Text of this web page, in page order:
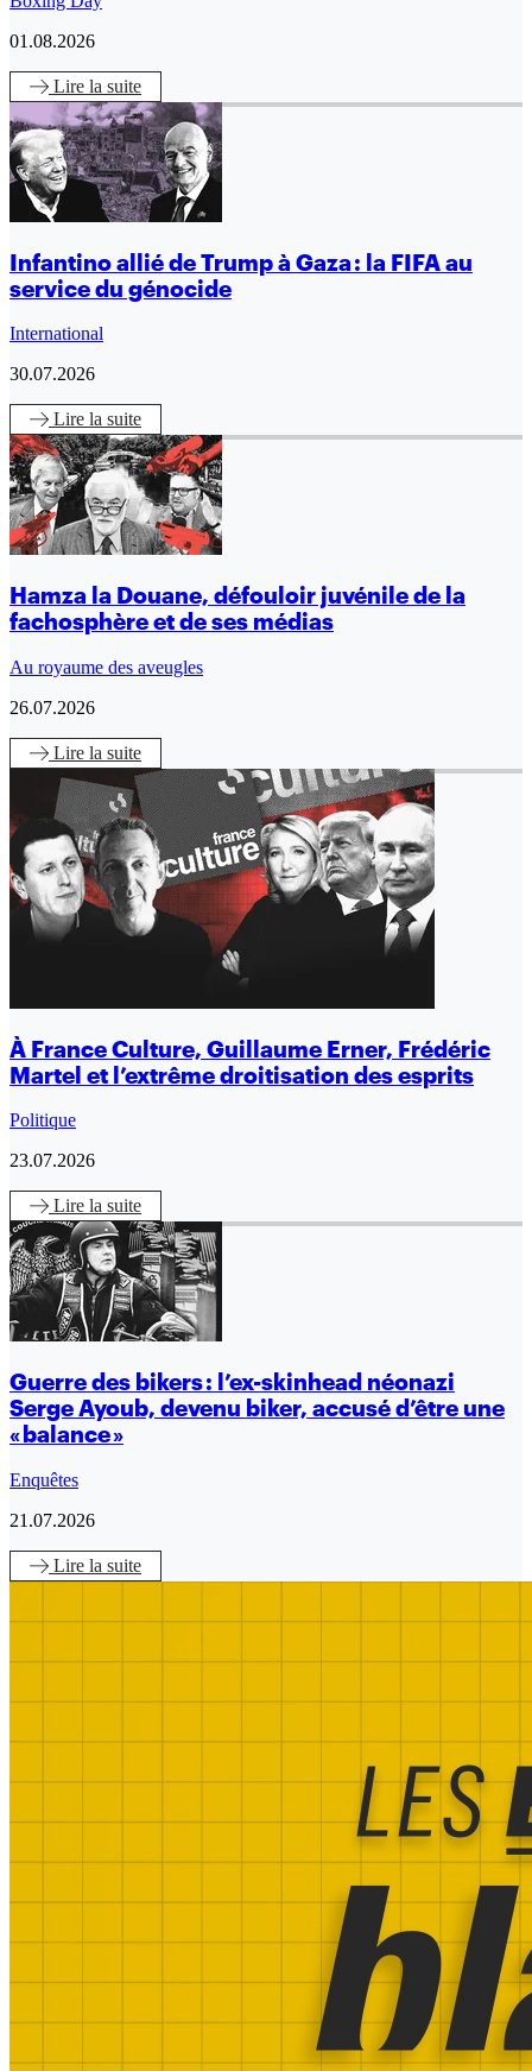
01.08.2026
Lire la suite
Infantino allié de Trump à Gaza : la FIFA au
service du génocide
International
30.07.2026
Lire la suite
Hamza la Douane, défouloir juvénile de la
fachosphère et de ses médias
Au royaume des aveugles
26.07.2026
Lire la suite
À France Culture, Guillaume Erner, Frédéric
Martel et l’extrême droitisation des esprits
Politique
23.07.2026
Lire la suite
Guerre des bikers : l’ex-skinhead néonazi
Serge Ayoub, devenu biker, accusé d’être une
« balance »
Enquêtes
21.07.2026
Lire la suite